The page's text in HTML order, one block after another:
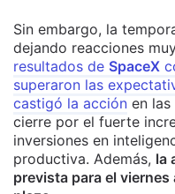
Sin embargo, la
dejando reacciones
resultados de SpaceX
superaron las
castigó la acción en
cierre por el fuerte
inversiones en
productiva. Además, la
prevista para el